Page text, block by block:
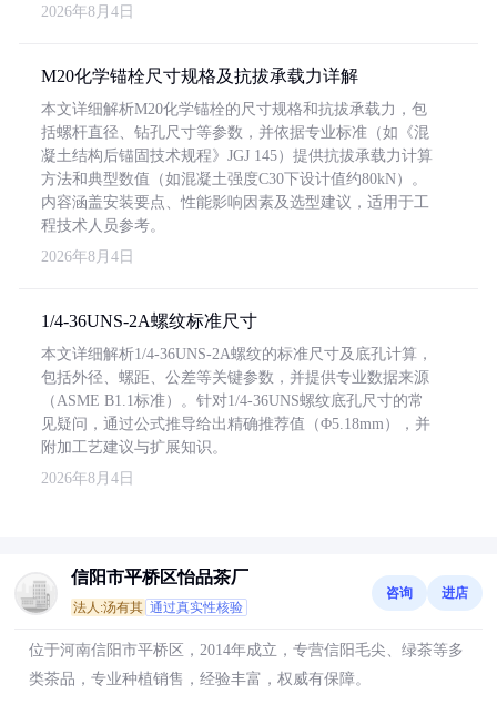
2026年8月4日
M20化学锚栓尺寸规格及抗拔承载力详解
本文详细解析M20化学锚栓的尺寸规格和抗拔承载力，包
括螺杆直径、钻孔尺寸等参数，并依据专业标准（如《混
凝土结构后锚固技术规程》JGJ 145）提供抗拔承载力计算
方法和典型数值（如混凝土强度C30下设计值约80kN）。
内容涵盖安装要点、性能影响因素及选型建议，适用于工
程技术人员参考。
2026年8月4日
1/4-36UNS-2A螺纹标准尺寸
本文详细解析1/4-36UNS-2A螺纹的标准尺寸及底孔计算，
包括外径、螺距、公差等关键参数，并提供专业数据来源
（ASME B1.1标准）。针对1/4-36UNS螺纹底孔尺寸的常
见疑问，通过公式推导给出精确推荐值（Φ5.18mm），并
附加工艺建议与扩展知识。
2026年8月4日
信阳市平桥区怡品茶厂
法人:汤有其 通过真实性核验
咨询 进店
位于河南信阳市平桥区，2014年成立，专营信阳毛尖、绿茶等多
类茶品，专业种植销售，经验丰富，权威有保障。